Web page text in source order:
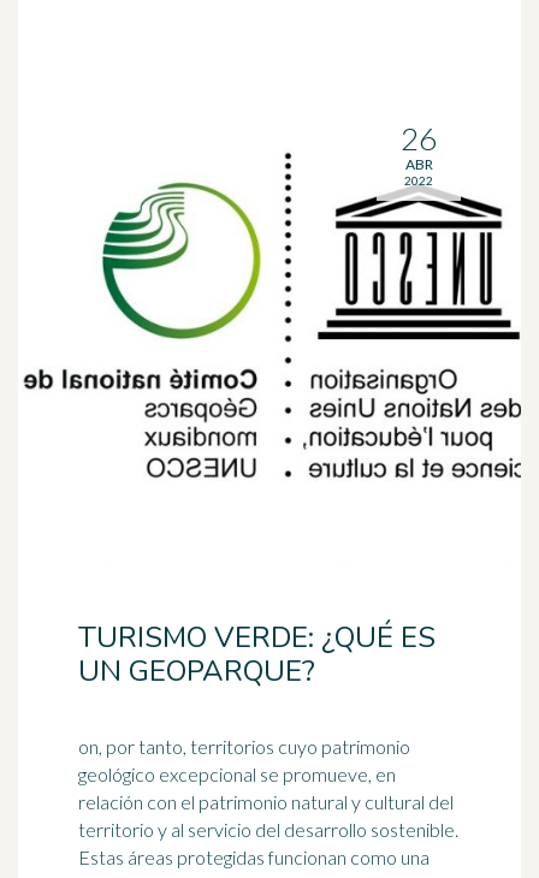
TURISMO VERDE: ¿QUÉ ES
UN GEOPARQUE?
on, por tanto, territorios cuyo patrimonio
geológico excepcional se promueve, en
relación con el patrimonio natural y cultural del
territorio y al servicio del desarrollo sostenible.
Estas áreas protegidas funcionan como una
26
ABR
2022